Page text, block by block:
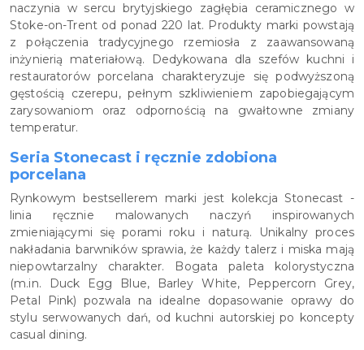
naczynia w sercu brytyjskiego zagłębia ceramicznego w
Stoke-on-Trent od ponad 220 lat. Produkty marki powstają
z połączenia tradycyjnego rzemiosła z zaawansowaną
inżynierią materiałową. Dedykowana dla szefów kuchni i
restauratorów porcelana charakteryzuje się podwyższoną
gęstością czerepu, pełnym szkliwieniem zapobiegającym
zarysowaniom oraz odpornością na gwałtowne zmiany
temperatur.
Seria Stonecast i ręcznie zdobiona
porcelana
Rynkowym bestsellerem marki jest kolekcja Stonecast -
linia ręcznie malowanych naczyń inspirowanych
zmieniającymi się porami roku i naturą. Unikalny proces
nakładania barwników sprawia, że każdy talerz i miska mają
niepowtarzalny charakter. Bogata paleta kolorystyczna
(m.in. Duck Egg Blue, Barley White, Peppercorn Grey,
Petal Pink) pozwala na idealne dopasowanie oprawy do
stylu serwowanych dań, od kuchni autorskiej po koncepty
casual dining.